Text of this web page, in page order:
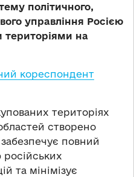
політичного,
управління Росією
на
кореспондент
територіях
створено
повний
російських
та мінімізує